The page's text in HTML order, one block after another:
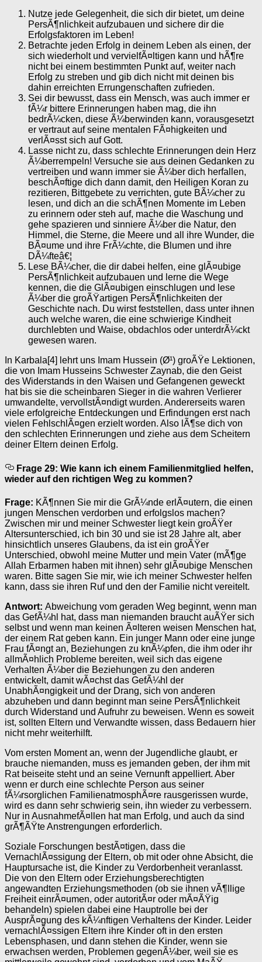
Nutze jede Gelegenheit, die sich dir bietet, um deine
PersÃ¶nlichkeit aufzubauen und sichere dir die
Erfolgsfaktoren im Leben!
Betrachte jeden Erfolg in deinem Leben als einen, der
sich wiederholt und vervielfÃ¤ltigen kann und hÃ¶re
nicht bei einem bestimmten Punkt auf, weiter nach
Erfolg zu streben und gib dich nicht mit deinen bis
dahin erreichten Errungenschaften zufrieden.
Sei dir bewusst, dass ein Mensch, was auch immer er
fÃ¼r bittere Erinnerungen haben mag, die ihn
bedrÃ¼cken, diese Ã¼berwinden kann, vorausgesetzt
er vertraut auf seine mentalen FÃ¤higkeiten und
verlÃ¤sst sich auf Gott.
Lasse nicht zu, dass schlechte Erinnerungen dein Herz
Ã¼berrempeln! Versuche sie aus deinen Gedanken zu
vertreiben und wann immer sie Ã¼ber dich herfallen,
beschÃ¤ftige dich dann damit, den Heiligen Koran zu
rezitieren, Bittgebete zu verrichten, gute BÃ¼cher zu
lesen, und dich an die schÃ¶nen Momente im Leben
zu erinnern oder steh auf, mache die Waschung und
gehe spazieren und sinniere Ã¼ber die Natur, den
Himmel, die Sterne, die Meere und all ihre Wunder, die
BÃ¤ume und ihre FrÃ¼chte, die Blumen und ihre
DÃ¼fteâ€¦
Lese BÃ¼cher, die dir dabei helfen, eine glÃ¤ubige
PersÃ¶nlichkeit aufzubauen und lerne die Wege
kennen, die die GlÃ¤ubigen einschlugen und lese
Ã¼ber die groÃŸartigen PersÃ¶nlichkeiten der
Geschichte nach. Du wirst feststellen, dass unter ihnen
auch welche waren, die eine schwierige Kindheit
durchlebten und Waise, obdachlos oder unterdrÃ¼ckt
gewesen waren.
In Karbala[4] lehrt uns Imam Hussein (Ø¹) groÃŸe Lektionen,
die von Imam Husseins Schwester Zaynab, die den Geist
des Widerstands in den Waisen und Gefangenen geweckt
hat bis sie die scheinbaren Sieger in die wahren Verlierer
umwandelte, vervollstÃ¤ndigt wurden. Andererseits waren
viele erfolgreiche Entdeckungen und Erfindungen erst nach
vielen FehlschlÃ¤gen erzielt worden. Also lÃ¶se dich von
den schlechten Erinnerungen und ziehe aus dem Scheitern
deiner Eltern deinen Erfolg.
Frage 29: Wie kann ich einem Familienmitglied helfen,
wieder auf den richtigen Weg zu kommen?
Frage: KÃ¶nnen Sie mir die GrÃ¼nde erlÃ¤utern, die einen
jungen Menschen verdorben und erfolgslos machen?
Zwischen mir und meiner Schwester liegt kein groÃŸer
Altersunterschied, ich bin 30 und sie ist 28 Jahre alt, aber
hinsichtlich unseres Glaubens, da ist ein groÃŸer
Unterschied, obwohl meine Mutter und mein Vater (mÃ¶ge
Allah Erbarmen haben mit ihnen) sehr glÃ¤ubige Menschen
waren. Bitte sagen Sie mir, wie ich meiner Schwester helfen
kann, dass sie ihren Ruf und den der Familie nicht vereitelt.
Antwort: Abweichung vom geraden Weg beginnt, wenn man
das GefÃ¼hl hat, dass man niemanden braucht auÃŸer sich
selbst und wenn man keinen Ã¤lteren weisen Menschen hat,
der einem Rat geben kann. Ein junger Mann oder eine junge
Frau fÃ¤ngt an, Beziehungen zu knÃ¼pfen, die ihm oder ihr
allmÃ¤hlich Probleme bereiten, weil sich das eigene
Verhalten Ã¼ber die Beziehungen zu den anderen
entwickelt, damit wÃ¤chst das GefÃ¼hl der
UnabhÃ¤ngigkeit und der Drang, sich von anderen
abzuheben und dann beginnt man seine PersÃ¶nlichkeit
durch Widerstand und Aufruhr zu beweisen. Wenn es soweit
ist, sollten Eltern und Verwandte wissen, dass Bedauern hier
nicht mehr weiterhilft.
Vom ersten Moment an, wenn der Jugendliche glaubt, er
brauche niemanden, muss es jemanden geben, der ihm mit
Rat beiseite steht und an seine Vernunft appelliert. Aber
wenn er durch eine schlechte Person aus seiner
fÃ¼rsorglichen FamilienatmosphÃ¤re rausgerissen wurde,
wird es dann sehr schwierig sein, ihn wieder zu verbessern.
Nur in AusnahmefÃ¤llen hat man Erfolg, und auch da sind
grÃ¶ÃŸte Anstrengungen erforderlich.
Soziale Forschungen bestÃ¤tigen, dass die
VernachlÃ¤ssigung der Eltern, ob mit oder ohne Absicht, die
Hauptursache ist, die Kinder zu Verdorbenheit veranlasst.
Die von den Eltern oder Erziehungsberechtigten
angewandten Erziehungsmethoden (ob sie ihnen vÃ¶llige
Freiheit einrÃ¤umen, oder autoritÃ¤r oder mÃ¤ÃŸig
behandeln) spielen dabei eine Hauptrolle bei der
AusprÃ¤gung des kÃ¼nftigen Verhaltens der Kinder. Leider
vernachlÃ¤ssigen Eltern ihre Kinder oft in den ersten
Lebensphasen, und dann stehen die Kinder, wenn sie
erwachsen werden, Problemen gegenÃ¼ber, weil sie es